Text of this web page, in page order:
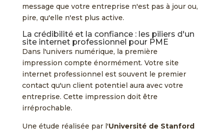
message que votre entreprise n'est pas à jour ou,
pire, qu'elle n'est plus active.
La crédibilité et la confiance : les piliers d'un
site internet professionnel pour PME
Dans l'univers numérique, la première
impression compte énormément. Votre site
internet professionnel est souvent le premier
contact qu'un client potentiel aura avec votre
entreprise. Cette impression doit être
irréprochable.
Une étude réalisée par l'Université de Stanford